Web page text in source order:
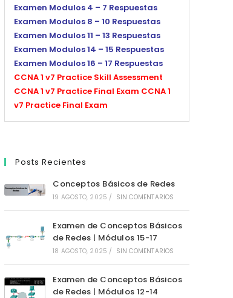
Examen Modulos 4 – 7 Respuestas
Examen Modulos 8 – 10 Respuestas
Examen Modulos 11 – 13 Respuestas
Examen Modulos 14 – 15 Respuestas
Examen Modulos 16 – 17 Respuestas
CCNA 1 v7 Practice Skill Assessment
CCNA 1 v7 Practice Final Exam CCNA 1
v7 Practice Final Exam
Posts Recientes
Conceptos Básicos de Redes
19 AGOSTO, 2025 / SIN COMENTARIOS
Examen de Conceptos Básicos
de Redes | Módulos 15-17
18 AGOSTO, 2025 / SIN COMENTARIOS
Examen de Conceptos Básicos
de Redes | Módulos 12-14